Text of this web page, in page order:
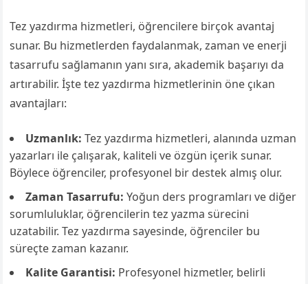
Tez yazdırma hizmetleri, öğrencilere birçok avantaj
sunar. Bu hizmetlerden faydalanmak, zaman ve enerji
tasarrufu sağlamanın yanı sıra, akademik başarıyı da
artırabilir. İşte tez yazdırma hizmetlerinin öne çıkan
avantajları:
Uzmanlık: Tez yazdırma hizmetleri, alanında uzman
yazarları ile çalışarak, kaliteli ve özgün içerik sunar.
Böylece öğrenciler, profesyonel bir destek almış olur.
Zaman Tasarrufu: Yoğun ders programları ve diğer
sorumluluklar, öğrencilerin tez yazma sürecini
uzatabilir. Tez yazdırma sayesinde, öğrenciler bu
süreçte zaman kazanır.
Kalite Garantisi: Profesyonel hizmetler, belirli